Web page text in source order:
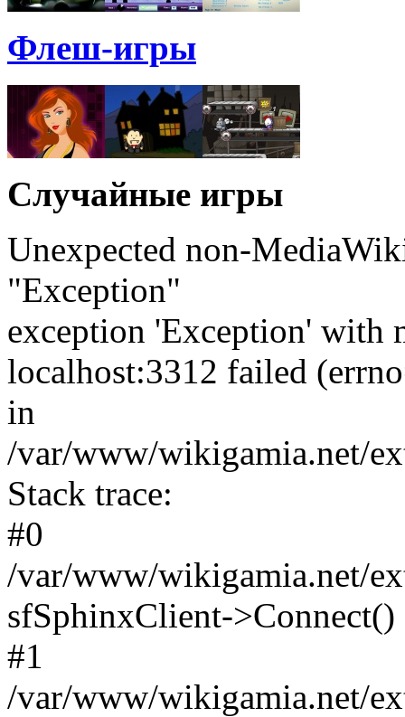
Флеш-игры
Случайные игры
Unexpected non-
"Exception"
exception 'Exception' with
localhost:3312 failed
in
/var/www/wikigamia.net/
Stack trace:
#0
/var/www/wikigamia.net/
sfSphinxClient->Connect()
#1
/var/www/wikigamia.net/